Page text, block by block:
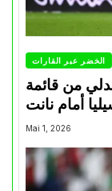
الخضر عبر القارات
من قائمة
أمام نانت
Mai 1, 2026